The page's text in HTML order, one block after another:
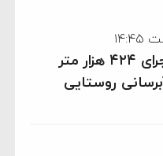
حفر ۱۸ حلقه چاه جدید و اجرای ۴۲۴ هزار متر
روستایی